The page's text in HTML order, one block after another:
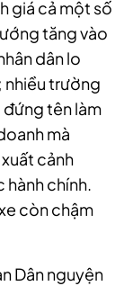
giá cả một số
tăng vào
dân lo
nhiều trường
tên làm
mà
cảnh
chính.
còn chậm
Dân nguyện